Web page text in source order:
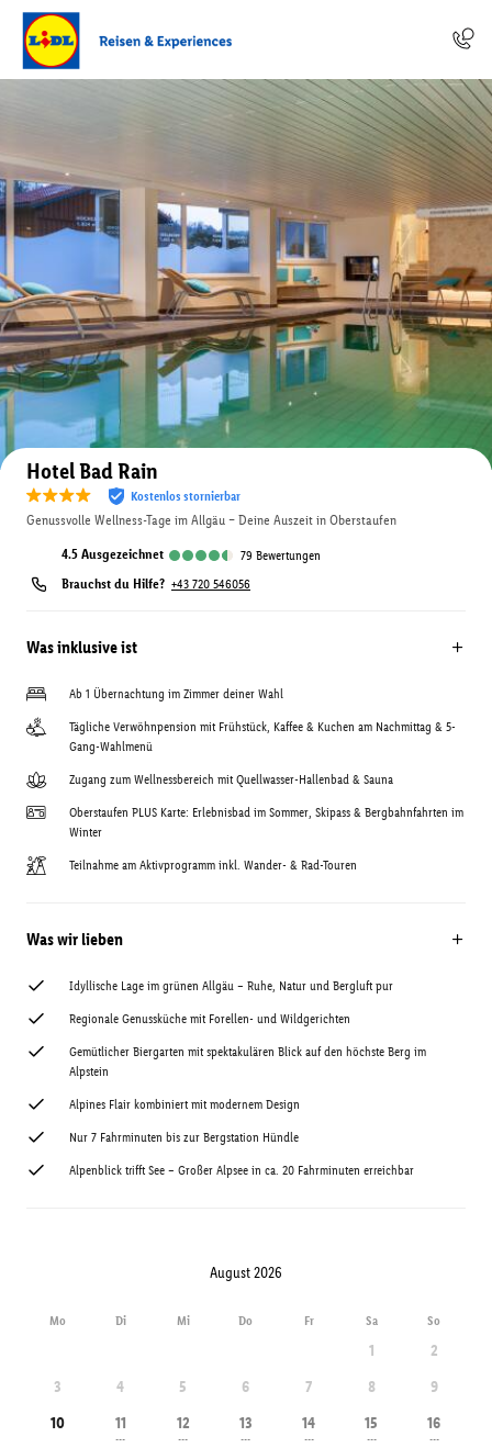
Hotel Bad Rain
Kostenlos stornierbar
Genussvolle Wellness-Tage im Allgäu – Deine Auszeit in Oberstaufen
4.5 ausgezeichnet 79 Bewertungen
Brauchst du Hilfe? +43 720 546056
Was inklusive ist
Ab 1 Übernachtung im Zimmer deiner Wahl
Tägliche Verwöhnpension mit Frühstück, Kaffee & Kuchen am Nachmittag & 5-
Gang-Wahlmenü
Zugang zum Wellnessbereich mit Quellwasser-Hallenbad & Sauna
Oberstaufen PLUS Karte: Erlebnisbad im Sommer, Skipass & Bergbahnfahrten im
Winter
Teilnahme am Aktivprogramm inkl. Wander- & Rad-Touren
Was wir lieben
Idyllische Lage im grünen Allgäu – Ruhe, Natur und Bergluft pur
Regionale Genussküche mit Forellen- und Wildgerichten
Gemütlicher Biergarten mit spektakulären Blick auf den höchste Berg im
Alpstein
Alpines Flair kombiniert mit modernem Design
Nur 7 Fahrminuten bis zur Bergstation Hündle
Alpenblick trifft See – Großer Alpsee in ca. 20 Fahrminuten erreichbar
August 2026
Mo Di Mi Do Fr Sa So
1
2
3
4 5 6 7 8
9
10
11
---
12
---
13
---
14
---
15
---
16
---